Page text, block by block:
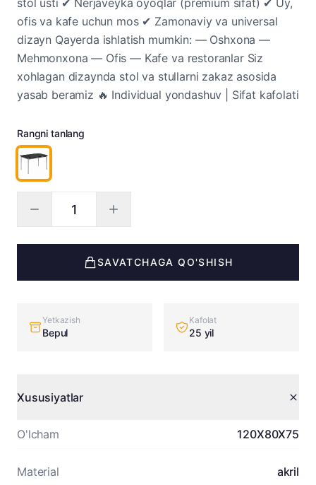
stol usti ✔ Nerjaveyka oyoqlar (premium sifat) ✔ Uy,
ofis va kafe uchun mos ✔ Zamonaviy va universal
dizayn Qayerda ishlatish mumkin: — Oshxona —
Mehmonxona — Ofis — Kafe va restoranlar Siz
xohlagan dizaynda stol va stullarni zakaz asosida
yasab beramiz 🔥 Individual yondashuv | Sifat kafolati
Rangni tanlang
SAVATCHAGA QO'SHISH
Yetkazish
Bepul
Kafolat
25 yil
Xususiyatlar
O'lcham 120X80X75
Material akril